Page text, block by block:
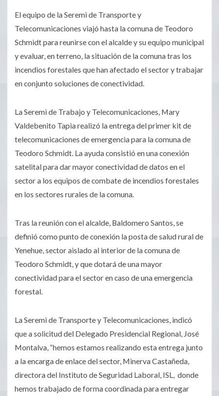
El equipo de la Seremi de Transporte y
Telecomunicaciones viajó hasta la comuna de Teodoro
Schmidt para reunirse con el alcalde y su equipo municipal
y evaluar, en terreno, la situación de la comuna tras los
incendios forestales que han afectado el sector y trabajar
en conjunto soluciones de conectividad.
La Seremi de Trabajo y Telecomunicaciones, Mary
Valdebenito Tapia realizó la entrega del primer kit de
telecomunicaciones de emergencia para la comuna de
Teodoro Schmidt. La ayuda consistió en una conexión
satelital para dar mayor conectividad de datos en el
sector a los equipos de combate de incendios forestales
en los sectores rurales de la comuna.
Tras la reunión con el alcalde, Baldomero Santos, se
definió como punto de conexión la posta de salud rural de
Yenehue, sector aislado al interior de la comuna de
Teodoro Schmidt, y que dotará de una mayor
conectividad para el sector en caso de una emergencia
forestal.
La Seremi de Transporte y Telecomunicaciones, indicó
que a solicitud del Delegado Presidencial Regional, José
Montalva, “hemos estamos realizando esta entrega junto
a la encarga de enlace del sector, Minerva Castañeda,
directora del Instituto de Seguridad Laboral, ISL, donde
hemos trabajado de forma coordinada para entregar